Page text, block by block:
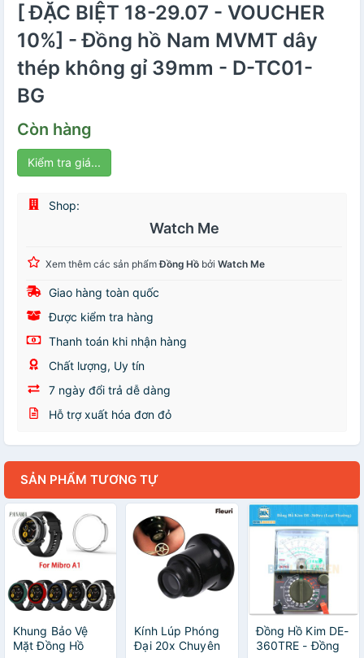
[ ĐẶC BIỆT 18-29.07 - VOUCHER
10%] - Đồng hồ Nam MVMT dây
thép không gỉ 39mm - D-TC01-
BG
Còn hàng
Kiểm tra giá...
Shop:
Watch Me
Xem thêm các sản phẩmĐồng Hồ bởi Watch Me
Giao hàng toàn quốc
Được kiểm tra hàng
Thanh toán khi nhận hàng
Chất lượng, Uy tín
7 ngày đổi trả dễ dàng
Hỗ trợ xuất hóa đơn đỏ
SẢN PHẨM TƯƠNG TỰ
Khung Bảo Vệ
Mặt Đồng Hồ
Kính Lúp Phóng
Đại 20x Chuyên
Đồng Hồ Kim DE-
360TRE - Đồng